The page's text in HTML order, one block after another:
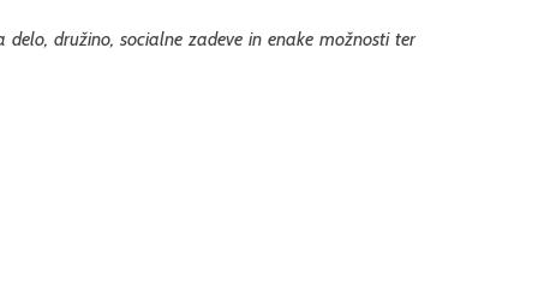
družino, socialne zadeve in enake možnosti ter